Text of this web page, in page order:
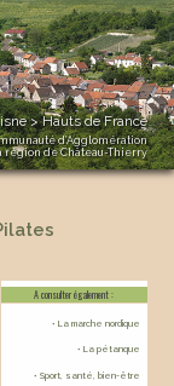
> Hauts de France
d’Agglomération
région de Château-Thierry
A consulter également :
• La marche nordique
• La pétanque
• Sport, santé, bien-être